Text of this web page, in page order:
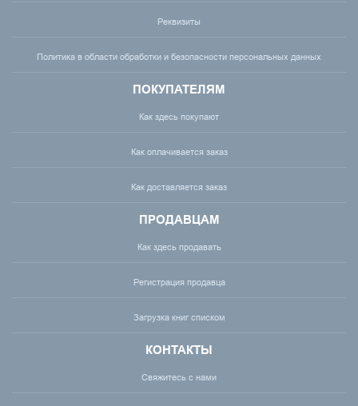
Реквизиты
Политика в области обработки и безопасности персональных данных
ПОКУПАТЕЛЯМ
Как здесь покупают
Как оплачивается заказ
Как доставляется заказ
ПРОДАВЦАМ
Как здесь продавать
Регистрация продавца
Загрузка книг списком
КОНТАКТЫ
Свяжитесь с нами